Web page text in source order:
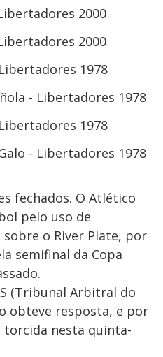
2000
2000
1978
- Libertadores 1978
1978
- Libertadores 1978
fechados. O Atlético
pelo uso de
o River Plate, por
semifinal da Copa
(Tribunal Arbitral do
obteve resposta, e por
torcida nesta quinta-